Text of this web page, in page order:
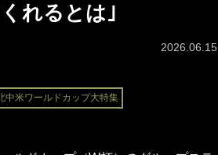
れるとは｣
中米ワールドカップ大特集
2026.06.15